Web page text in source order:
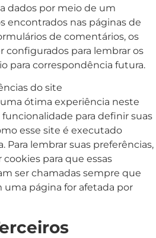
dados por meio de um
encontrados nas páginas de
de comentários, os
configurados para lembrar os
para correspondência futura.
do site
ótima experiência neste
para definir suas
esse site é executado
Para lembrar suas preferências,
para que essas
ser chamadas sempre que
uma página for afetada por